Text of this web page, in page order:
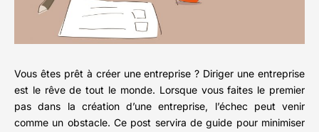
Vous êtes prêt à créer une entreprise ? Diriger une entreprise
est le rêve de tout le monde. Lorsque vous faites le premier
pas dans la création d’une entreprise, l’échec peut venir
comme un obstacle. Ce post servira de guide pour minimiser